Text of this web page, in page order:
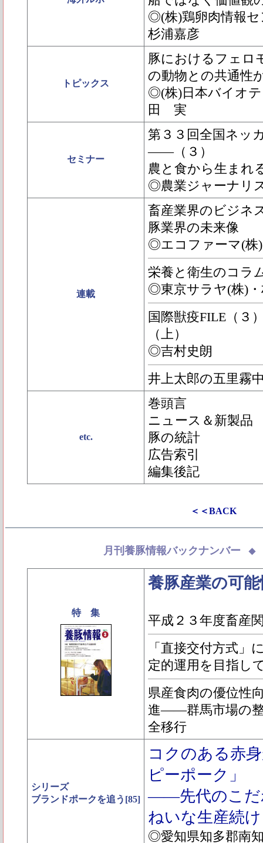
◎(株)鶏卵肉情報セ
杉浦嘉彦
トピックス
豚におけるフェ
の動物との共通性
◎(株)日本バイオ
田 実
セミナー
第３３回全国ネッ
――（３）
農と食から生まれ
◎農業ジャーナリ
連載
畜産業界のビジネ
豚業界の未来像
◎エコファーマ(
栄養と衛生のコラ
◎東京サラヤ(株)
国際獣疫FILE（３
（上）
◎吉村史朗
井上太郎の五里
etc.
巻頭言
ニュース＆新製品
豚の統計
広告索引
編集後記
＜＜BACK
月刊養豚情報バックナンバー ◆
特 集
養豚産業の可
平成２３年度畜産
「直接交付方式
定的運用を目指し
県産食肉の優位性
進――群馬市場の
全移行
シリーズ
ブランドポークを追う[85]
コクのある赤
ピーポーク」
――先代のこだ
ねいな生産続
◎愛知県知多郡南